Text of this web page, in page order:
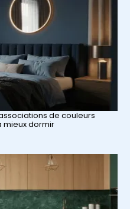
de couleurs
mieux dormir